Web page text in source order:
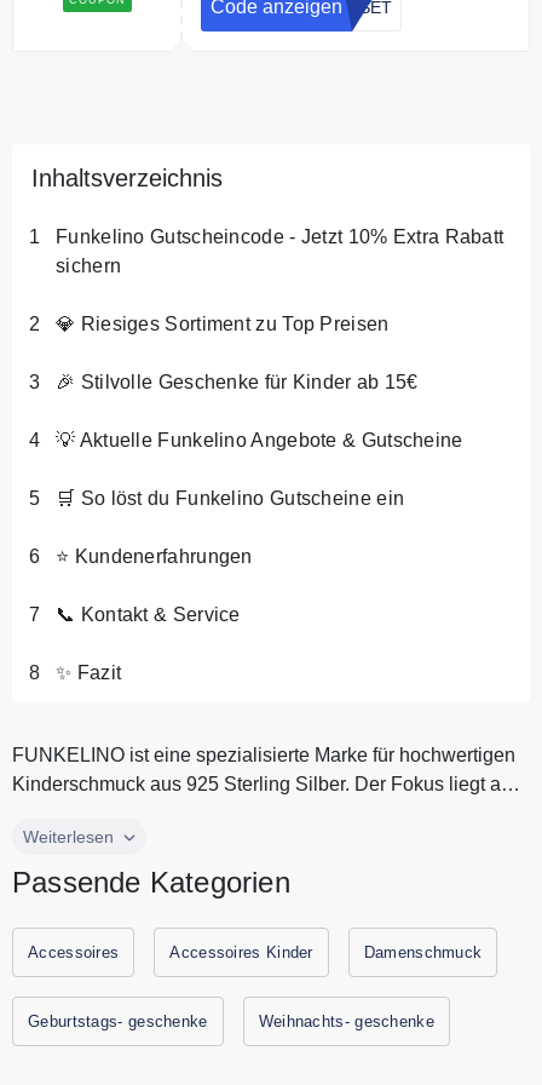
dem Code
Code anzeigen ASET
Inhaltsverzeichnis
Funkelino Gutscheincode - Jetzt 10% Extra Rabatt
sichern
💎 Riesiges Sortiment zu Top Preisen
🎉 Stilvolle Geschenke für Kinder ab 15€
💡 Aktuelle Funkelino Angebote & Gutscheine
🛒 So löst du Funkelino Gutscheine ein
⭐ Kundenerfahrungen
📞 Kontakt & Service
✨ Fazit
FUNKELINO ist eine spezialisierte Marke für hochwertigen
Kinderschmuck aus 925 Sterling Silber. Der Fokus liegt auf
FUNKELINO ist eine spezialisierte Marke für hochwertigen
sicheren, hypoallergenen Kinderohrringen, die speziell für
sind mit Schraubverschluss erhältlich und bieten dadurch
zusätzlichen Halt und Sicherheit. Besonders gefragt sind
unsere liebevoll gestalteten Motive wie Katzen, Einhörner,
Pferde, Herzen und weitere Tierdesigns. Alle aktuellen
Weiterlesen
Passende Kategorien
Accessoires Accessoires Kinder Damenschmuck
Geburtstags- geschenke Weihnachts- geschenke